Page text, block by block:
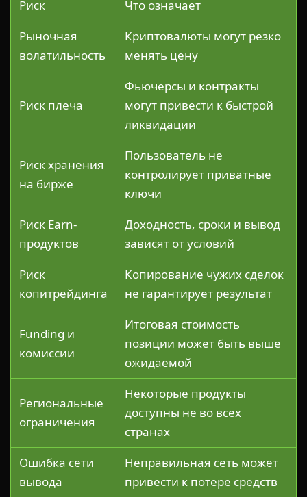
Риск
Что означает
Рыночная
волатильность
Криптовалюты могут резко
менять цену
Риск плеча
Фьючерсы и контракты
могут привести к быстрой
ликвидации
Риск хранения
на бирже
Пользователь не
контролирует приватные
ключи
Риск Earn-
продуктов
Доходность, сроки и вывод
зависят от условий
Риск
копитрейдинга
Копирование чужих сделок
не гарантирует результат
Funding и
комиссии
Итоговая стоимость
позиции может быть выше
ожидаемой
Региональные
ограничения
Некоторые продукты
доступны не во всех
странах
Ошибка сети
вывода
Неправильная сеть может
привести к потере средств